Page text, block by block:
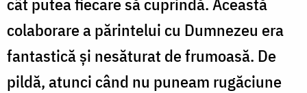
colaborare a părintelui cu Dumnezeu era
fantastică și nesăturat de frumoasă. De
pildă, atunci când nu puneam rugăciune